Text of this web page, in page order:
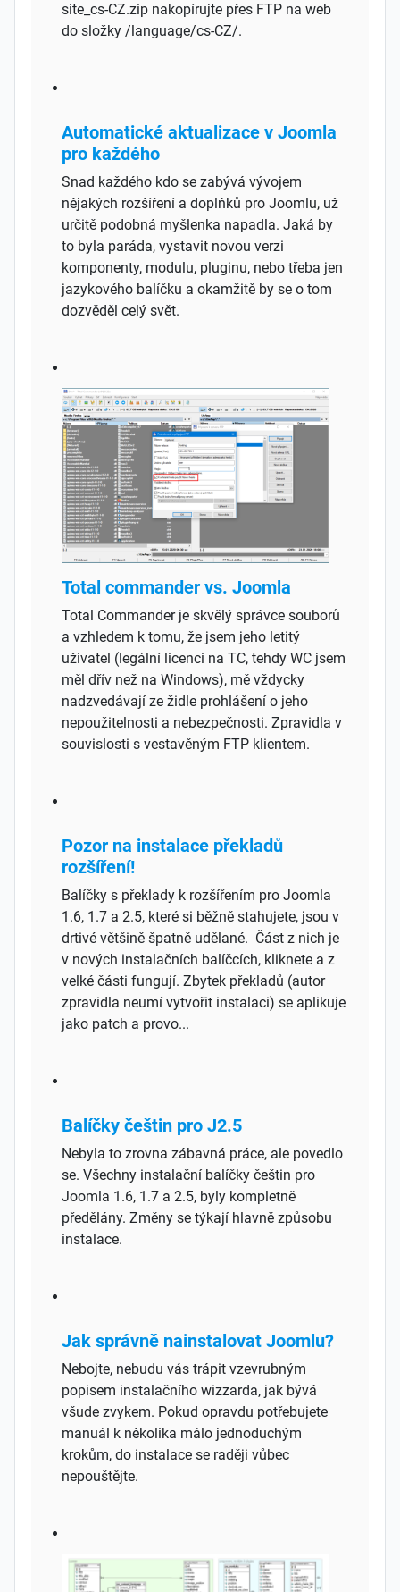
site_cs-CZ.zip nakopírujte přes FTP na web
do složky /language/cs-CZ/.
Automatické aktualizace v Joomla
pro každého
Snad každého kdo se zabývá vývojem
nějakých rozšíření a doplňků pro Joomlu, už
určitě podobná myšlenka napadla. Jaká by
to byla paráda, vystavit novou verzi
komponenty, modulu, pluginu, nebo třeba jen
jazykového balíčku a okamžitě by se o tom
dozvěděl celý svět.
Total commander vs. Joomla
Total Commander je skvělý správce souborů
a vzhledem k tomu, že jsem jeho letitý
uživatel (legální licenci na TC, tehdy WC jsem
měl dřív než na Windows), mě vždycky
nadzvedávají ze židle prohlášení o jeho
nepoužitelnosti a nebezpečnosti. Zpravidla v
souvislosti s vestavěným FTP klientem.
Pozor na instalace překladů
rozšíření!
Balíčky s překlady k rozšířením pro Joomla
1.6, 1.7 a 2.5, které si běžně stahujete, jsou v
drtivé většině špatně udělané. Část z nich je
v nových instalačních balíčcích, kliknete a z
velké části fungují. Zbytek překladů (autor
zpravidla neumí vytvořit instalaci) se aplikuje
jako patch a provo...
Balíčky češtin pro J2.5
Nebyla to zrovna zábavná práce, ale povedlo
se. Všechny instalační balíčky češtin pro
Joomla 1.6, 1.7 a 2.5, byly kompletně
předělány. Změny se týkají hlavně způsobu
instalace.
Jak správně nainstalovat Joomlu?
Nebojte, nebudu vás trápit vzevrubným
popisem instalačního wizzarda, jak bývá
všude zvykem. Pokud opravdu potřebujete
manuál k několika málo jednoduchým
krokům, do instalace se raději vůbec
nepouštějte.